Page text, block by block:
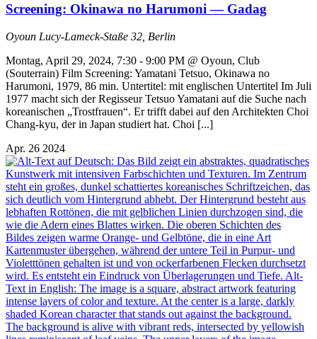
Screening: Okinawa no Harumoni — Gadag
Oyoun Lucy-Lameck-Staße 32, Berlin
Montag, April 29, 2024, 7:30 - 9:00 PM @ Oyoun, Club
(Souterrain) Film Screening: Yamatani Tetsuo, Okinawa no
Harumoni, 1979, 86 min. Untertitel: mit englischen Untertitel Im Juli
1977 macht sich der Regisseur Tetsuo Yamatani auf die Suche nach
koreanischen „Trostfrauen“. Er trifft dabei auf den Architekten Choi
Chang-kyu, der in Japan studiert hat. Choi [...]
Apr. 26 2024